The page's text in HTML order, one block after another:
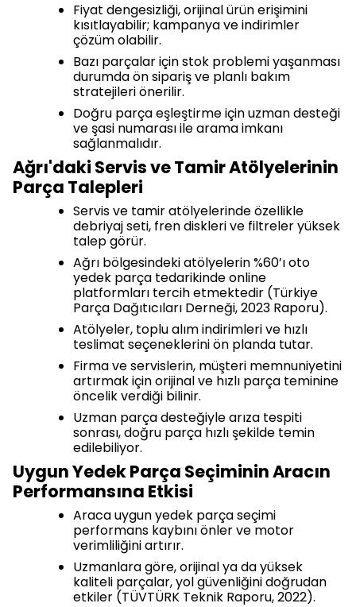
Fiyat dengesizliği, orijinal ürün erişimini
kısıtlayabilir; kampanya ve indirimler
çözüm olabilir.
Bazı parçalar için stok problemi yaşanması
durumda ön sipariş ve planlı bakım
stratejileri önerilir.
Doğru parça eşleştirme için uzman desteği
ve şasi numarası ile arama imkanı
sağlanmalıdır.
Ağrı'daki Servis ve Tamir Atölyelerinin
Parça Talepleri
Servis ve tamir atölyelerinde özellikle
debriyaj seti, fren diskleri ve filtreler yüksek
talep görür.
Ağrı bölgesindeki atölyelerin %60’ı oto
yedek parça tedarikinde online
platformları tercih etmektedir (Türkiye
Parça Dağıtıcıları Derneği, 2023 Raporu).
Atölyeler, toplu alım indirimleri ve hızlı
teslimat seçeneklerini ön planda tutar.
Firma ve servislerin, müşteri memnuniyetini
artırmak için orijinal ve hızlı parça teminine
öncelik verdiği bilinir.
Uzman parça desteğiyle arıza tespiti
sonrası, doğru parça hızlı şekilde temin
edilebiliyor.
Uygun Yedek Parça Seçiminin Aracın
Performansına Etkisi
Araca uygun yedek parça seçimi
performans kaybını önler ve motor
verimliliğini artırır.
Uzmanlara göre, orijinal ya da yüksek
kaliteli parçalar, yol güvenliğini doğrudan
etkiler (TÜVTÜRK Teknik Raporu, 2022).